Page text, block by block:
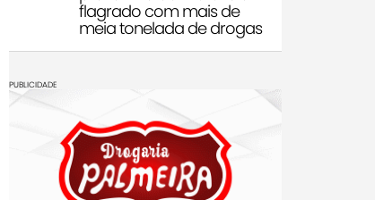
flagrado com mais de
meia tonelada de drogas
PUBLICIDADE